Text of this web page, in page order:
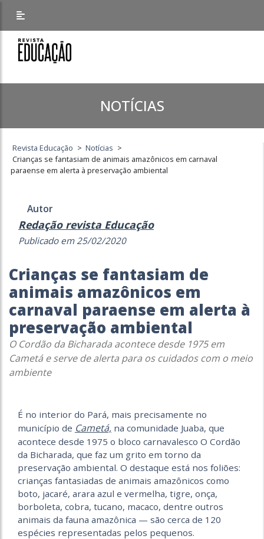
NOTÍCIAS
Revista Educação > Notícias >
Crianças se fantasiam de animais amazônicos em carnaval
paraense em alerta à preservação ambiental
Autor
Redação revista Educação
Publicado em 25/02/2020
Crianças se fantasiam de
animais amazônicos em
carnaval paraense em alerta à
preservação ambiental
O Cordão da Bicharada acontece desde 1975 em
Cametá e serve de alerta para os cuidados com o meio
ambiente
É no interior do Pará, mais precisamente no
município de Cametá, na comunidade Juaba, que
acontece desde 1975 o bloco carnavalesco O Cordão
da Bicharada, que faz um grito em torno da
preservação ambiental. O destaque está nos foliões:
crianças fantasiadas de animais amazônicos como
boto, jacaré, arara azul e vermelha, tigre, onça,
borboleta, cobra, tucano, macaco, dentre outros
animais da fauna amazônica — são cerca de 120
espécies representadas pelos pequenos.